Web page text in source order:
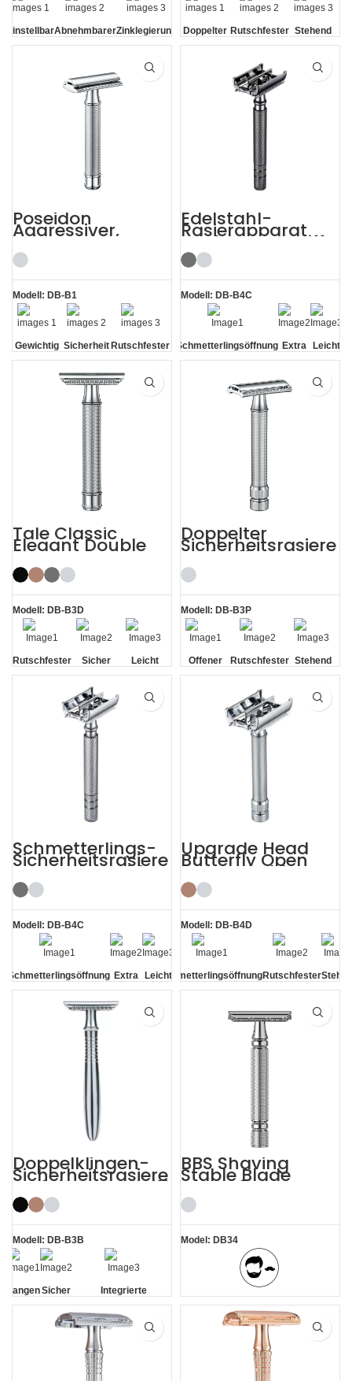
EinstellbarAbnehmbarer
Rasierkopf
Zinklegierung
Doppelter
offener
Rutschfester
Griff
Stehend
ohne
Sockel
Poseidon
Aggressiver,
schwerer
Sicherheitsrasiere
r mit zwei Kanten
Modell: DB-B1
Gewichtig Sicherheit Rutschfester
Griff
Edelstahl-
Rasierapparat
mit langem Griff
und Gunmetal-
Schmetterlingseff
ekt
Modell: DB-B4C
Schmetterlingsöffnung Extra
langer
Leicht
Tale Classic
Elegant Double
Edge
Sicherheitsrasiere
r für Männer
Modell: DB-B3D
Rutschfester
Griff
Sicher Leicht
Doppelter
Sicherheitsrasiere
r mit offenem
Kamm
Modell: DB-B3P
Offener
Kamm
Rutschfester
Griff
Stehend
ohne
Sockel
Schmetterlings-
Sicherheitsrasiere
r aus Edelstahl
mit langem Griff
Modell: DB-B4C
Schmetterlingsöffnung Extra
langer
Griff
Leicht
Upgrade Head
Butterfly Open
Razor Double
Edge Safety Raors
Modell: DB-B4D
SchmetterlingsöffnungRutschfester
Griff
ohne
Doppelklingen-
Sicherheitsrasiere
r mit langem Griff
Modell: DB-B3B
Langen
Griff
Sicher
Integrierte
Rückstandsentfernung
BBS Shaving
Stable Blade
Clamping
Stainless Steel
Razor
Model: DB34
BBS Shaving Experience